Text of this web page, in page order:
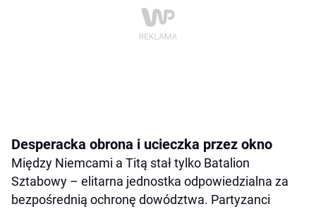
Desperacka obrona i ucieczka przez okno
Między Niemcami a Titą stał tylko Batalion
Sztabowy – elitarna jednostka odpowiedzialna za
bezpośrednią ochronę dowództwa. Partyzanci